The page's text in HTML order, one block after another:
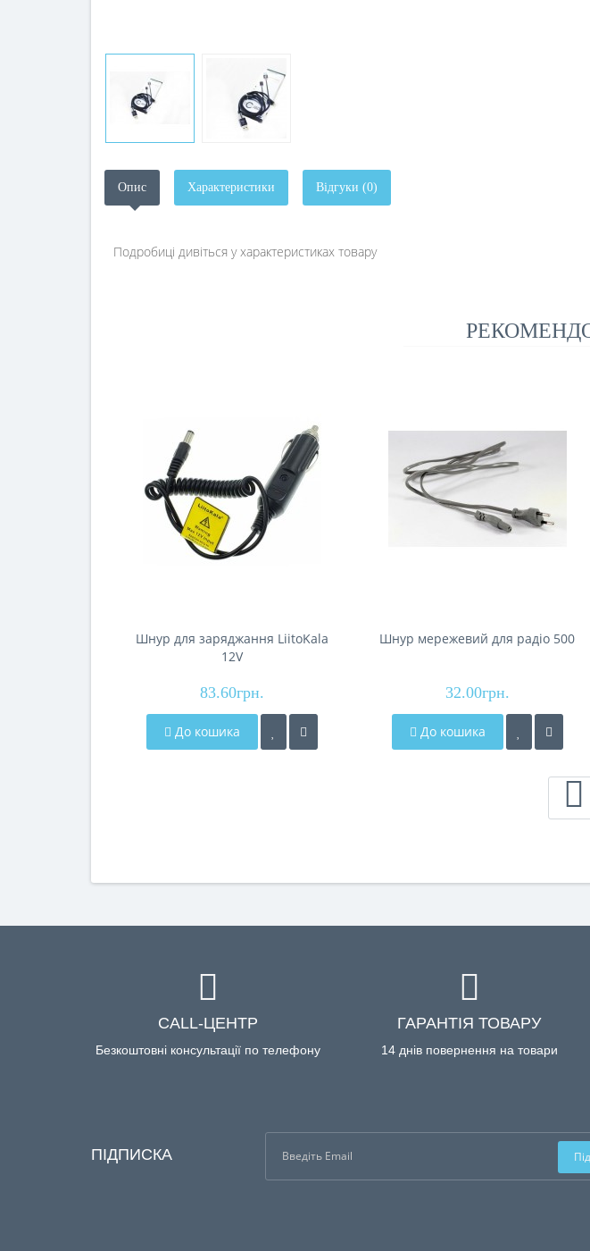
Опис Характеристики Відгуки (0)
Подробиці дивіться у характеристиках товару
Шнур для заряджання LiitoKala
12V
83.60грн.
До кошика
Шнур мережевий для радіо 500
32.00грн.
До кошика
CALL-ЦЕНТР
Безкоштовні консультації по телефону
ГАРАНТІЯ ТОВАРУ
14 днів повернення на товари
ПІДПИСКА